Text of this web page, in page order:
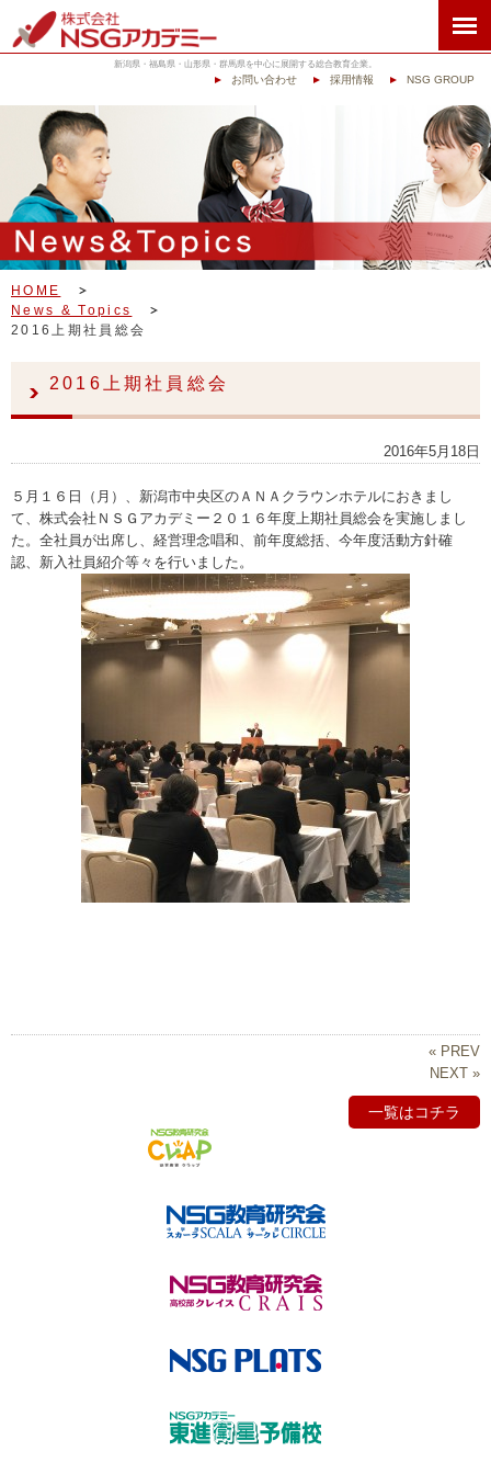
新潟県・福島県・山形県・群馬県を中心に展開する総合教育企業。
お問い合わせ 採用情報 NSG GROUP
HOME
News & Topics
2016上期社員総会
2016上期社員総会
2016年5月18日
５月１６日（月）、新潟市中央区のＡＮＡクラウンホテルにおきまし
て、株式会社ＮＳＧアカデミー２０１６年度上期社員総会を実施しまし
た。全社員が出席し、経営理念唱和、前年度総括、今年度活動方針確
認、新入社員紹介等々を行いました。
« PREV
NEXT »
一覧はコチラ